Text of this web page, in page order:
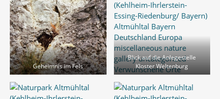
Geheimnis im Fels
Blick auf die Anlegestelle
Kloster Weltenburg